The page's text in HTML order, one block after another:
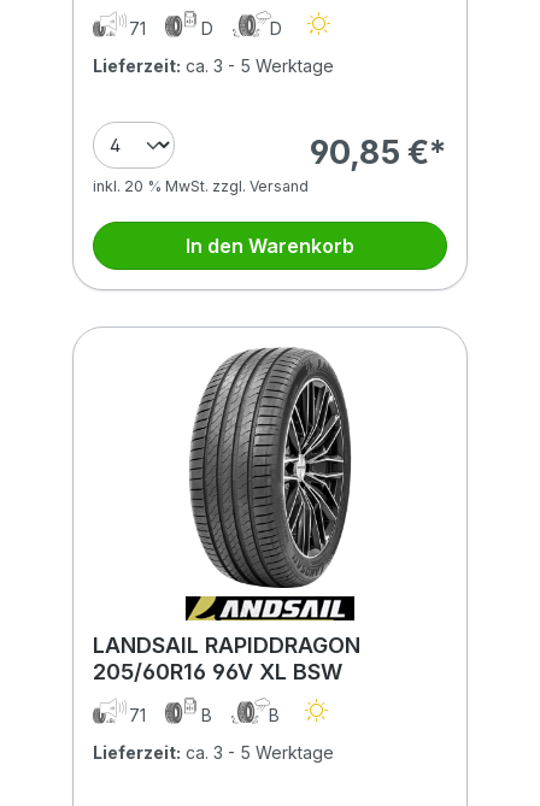
71 D
D
Lieferzeit: ca. 3 - 5 Werktage
90,85 €*
inkl. 20 % MwSt. zzgl. Versand
In den Warenkorb
LANDSAIL RAPIDDRAGON
205/60R16 96V XL BSW
71 B
B
Lieferzeit: ca. 3 - 5 Werktage